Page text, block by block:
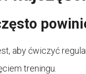
aby ćwiczyć
treningu.